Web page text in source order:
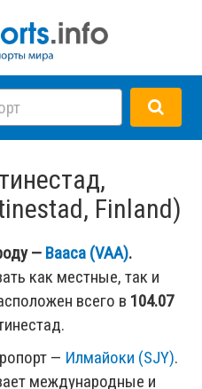
Finland)
— Вааса (VAA).
как местные, так и
всего в 104.07
— Илмайоки (SJY).
международные и